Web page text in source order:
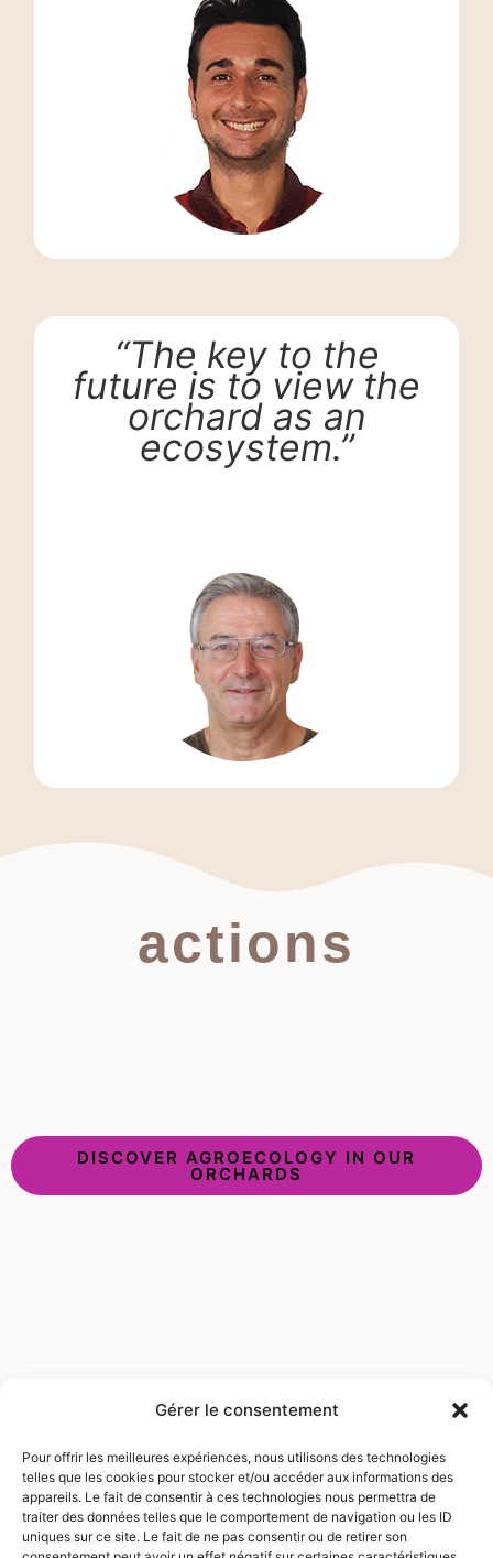
Gérer le consentement
Pour offrir les meilleures expériences, nous utilisons des technologies
telles que les cookies pour stocker et/ou accéder aux informations des
appareils. Le fait de consentir à ces technologies nous permettra de
traiter des données telles que le comportement de navigation ou les ID
uniques sur ce site. Le fait de ne pas consentir ou de retirer son
“The key to the
future is to view the
orchard as an
ecosystem.”
actions
DISCOVER AGROECOLOGY IN OUR
ORCHARDS